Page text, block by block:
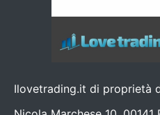
Ilovetrading.it di proprietà